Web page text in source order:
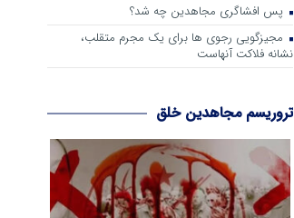
پس افشاگری مجاهدین چه شد؟
مجیزگویی رجوی ها برای یک مجرم متقلب،
نشانه فلاکت آنهاست
تروریسم مجاهدین خلق